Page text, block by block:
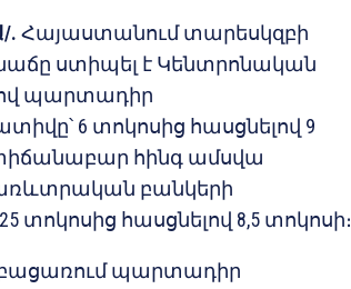
. Հայաստանում տարեսկզբի
ստիպել է Կենտրոնական
պարտադիր
6 տոկոսից հասցնելով 9
հինգ ամսվա
բանկերի
տոկոսից հասցնելով 8,5 տոկոսի։
պարտադիր